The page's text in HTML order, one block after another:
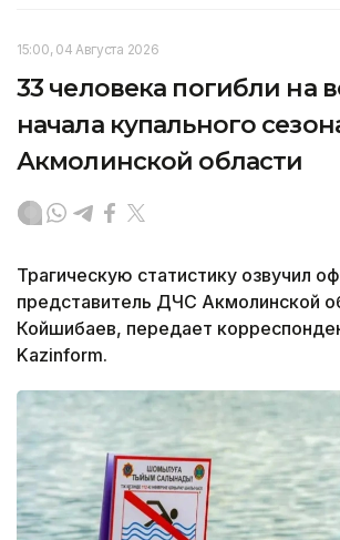
15:00, 04 Августа 2026
33 человека погибли на
начала купального
Акмолинской области
Трагическую статистику озвучил
представитель ДЧС Акмолинской
Койшибаев, передает
Kazinform.